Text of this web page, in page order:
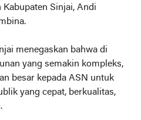
Kabupaten Sinjai, Andi
menegaskan bahwa di
yang semakin kompleks,
besar kepada ASN untuk
yang cepat, berkualitas,